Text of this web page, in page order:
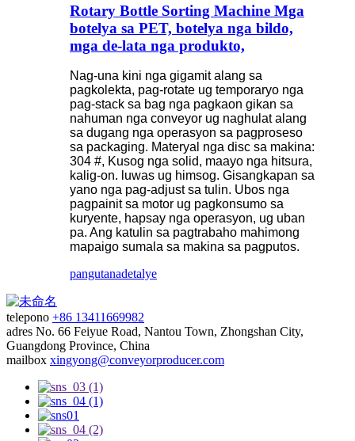
Rotary Bottle Sorting Machine Mga
botelya sa PET, botelya nga bildo,
mga de-lata nga produkto,
Nag-una kini nga gigamit alang sa
pagkolekta, pag-rotate ug temporaryo nga
pag-stack sa bag nga pagkaon gikan sa
nahuman nga conveyor ug naghulat alang
sa dugang nga operasyon sa pagproseso
sa packaging. Materyal nga disc sa makina:
304 #, Kusog nga solid, maayo nga hitsura,
kalig-on. luwas ug himsog. Gisangkapan sa
yano nga pag-adjust sa tulin. Ubos nga
pagpainit sa motor ug pagkonsumo sa
kuryente, hapsay nga operasyon, ug uban
pa. Ang katulin sa pagtrabaho mahimong
mapaigo sumala sa makina sa pagputos.
pangutanadetalye
telepono +86 13411669982
adres No. 66 Feiyue Road, Nantou Town, Zhongshan City,
Guangdong Province, China
mailbox xingyong@conveyorproducer.com